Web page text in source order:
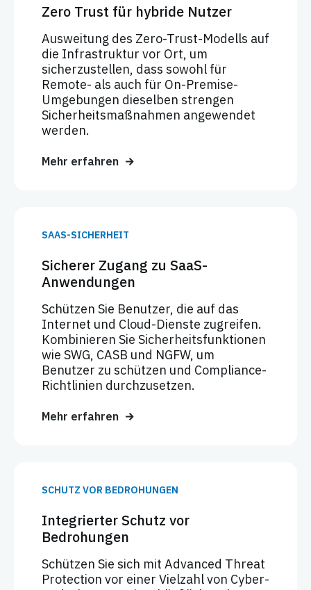
Zero Trust für hybride Nutzer
Ausweitung des Zero-Trust-Modells auf
die Infrastruktur vor Ort, um
sicherzustellen, dass sowohl für
Remote- als auch für On-Premise-
Umgebungen dieselben strengen
Sicherheitsmaßnahmen angewendet
werden.
Mehr erfahren
SAAS-SICHERHEIT
Sicherer Zugang zu SaaS-
Anwendungen
Schützen Sie Benutzer, die auf das
Internet und Cloud-Dienste zugreifen.
Kombinieren Sie Sicherheitsfunktionen
wie SWG, CASB und NGFW, um
Benutzer zu schützen und Compliance-
Richtlinien durchzusetzen.
Mehr erfahren
SCHUTZ VOR BEDROHUNGEN
Integrierter Schutz vor
Bedrohungen
Schützen Sie sich mit Advanced Threat
Protection vor einer Vielzahl von Cyber-